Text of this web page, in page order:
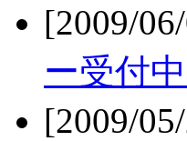
[2009/
ー受付
[2009/